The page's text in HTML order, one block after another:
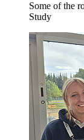
Some of the
Study